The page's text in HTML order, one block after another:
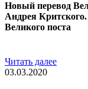
Новый перевод
Андрея
Великого поста
Читать далее
03.03.2020